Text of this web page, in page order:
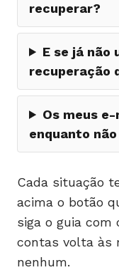
recuperar?
E se já não
recuperação
Os meus
enquanto
Cada situação
acima o botão
siga o guia com
contas volta às
nenhum.